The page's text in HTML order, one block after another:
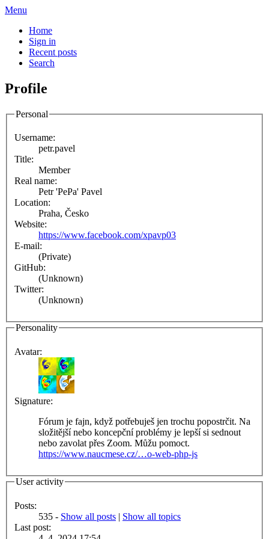
Menu
Home
Sign in
Recent posts
Search
Profile
Personal
Username:
petr.pavel
Title:
Member
Real name:
Petr 'PePa' Pavel
Location:
Praha, Česko
Website:
https://www.facebook.com/xpavp03
E-mail:
(Private)
GitHub:
(Unknown)
Twitter:
(Unknown)
Personality
Avatar:
Signature:
Fórum je fajn, když potřebuješ jen trochu popostrčit. Na
složitější nebo koncepční problémy je lepší si sednout
nebo zavolat přes Zoom. Můžu pomoct.
https://www.naucmese.cz/…o-web-php-js
User activity
Posts:
535 - Show all posts | Show all topics
Last post: